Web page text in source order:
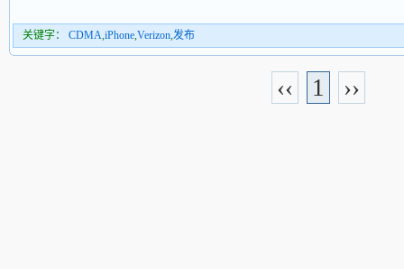
关键字： CDMA,iPhone,Verizon,发布
‹‹ 1 ››